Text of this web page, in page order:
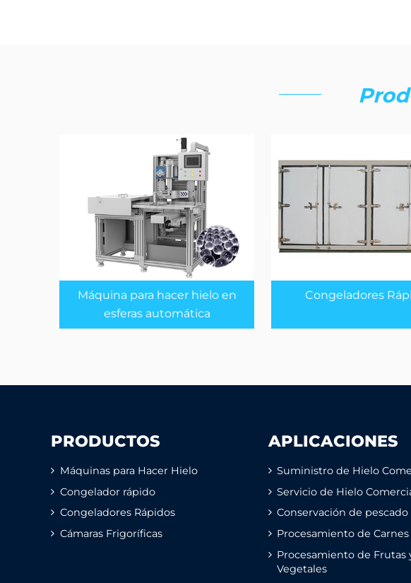
Máquina para hacer hielo en
esferas automática
Congeladores
PRODUCTOS
Máquinas para Hacer Hielo
Congelador rápido
Congeladores Rápidos
Cámaras Frigoríficas
APLICACIONES
Suministro de Hielo
Servicio de Hielo
Conservación de pescado
Procesamiento de Carnes
Procesamiento de Frutas
Vegetales